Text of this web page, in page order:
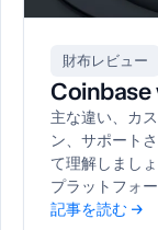
財布レビュー
Coinbase
主な違い、カ
ン、サポート
て理解しまし
プラットフォ
記事を読む →